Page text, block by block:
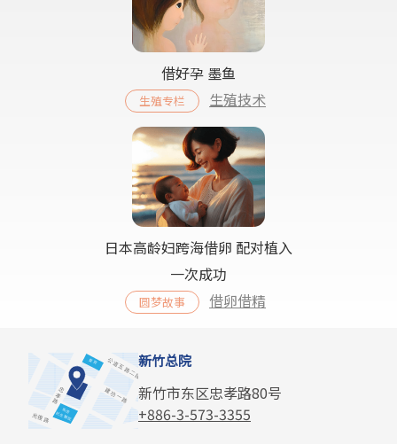
借好孕 墨鱼
生殖专栏 生殖技术
日本高龄妇跨海借卵 配对植入
一次成功
圆梦故事 借卵借精
新竹总院
新竹市东区忠孝路80号
+886-3-573-3355